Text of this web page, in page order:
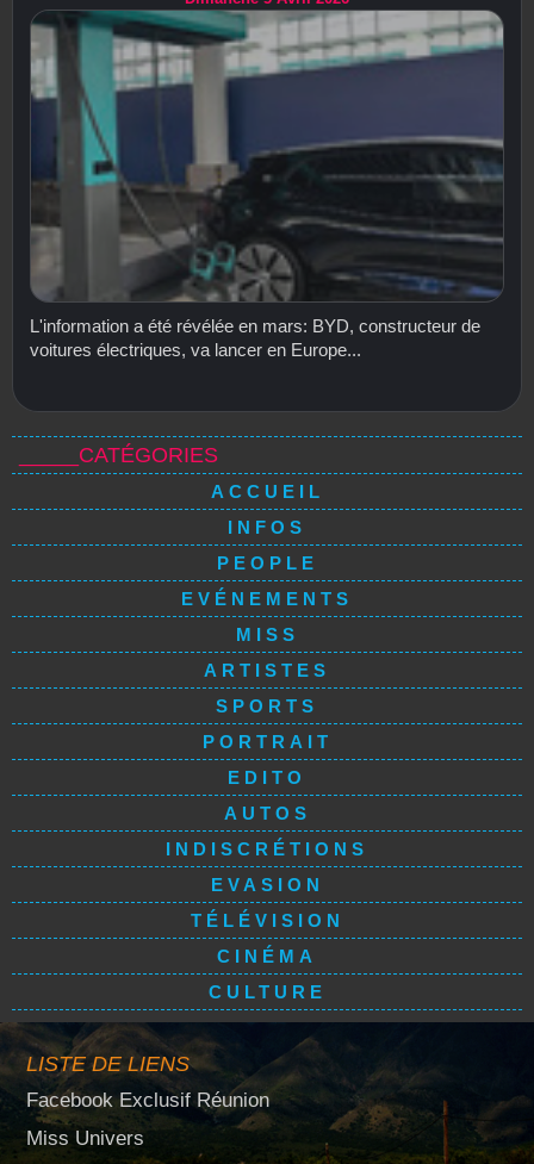
L'information a été révélée en mars: BYD, constructeur de
voitures électriques, va lancer en Europe...
_____CATÉGORIES
ACCUEIL
INFOS
PEOPLE
EVÉNEMENTS
MISS
ARTISTES
SPORTS
PORTRAIT
EDITO
AUTOS
INDISCRÉTIONS
EVASION
TÉLÉVISION
CINÉMA
CULTURE
LISTE DE LIENS
Facebook Exclusif Réunion
Miss Univers